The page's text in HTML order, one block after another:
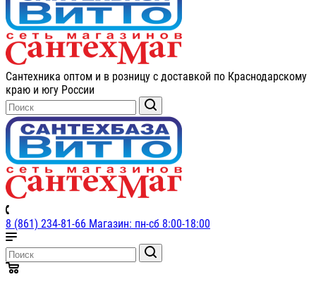
Сантехника оптом и в розницу с доставкой по Краснодарскому
краю и югу России
8 (861) 234-81-66 Магазин: пн-сб 8:00-18:00